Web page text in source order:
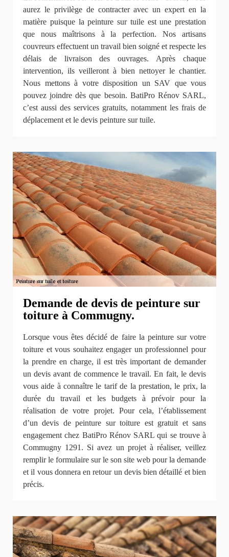
aurez le privilège de contracter avec un expert en la
matière puisque la peinture sur tuile est une prestation
que nous maîtrisons à la perfection. Nos artisans
couvreurs effectuent un travail bien soigné et respecte les
délais de livraison des ouvrages. Après chaque
intervention, ils veilleront à bien nettoyer le chantier.
Nous mettons à votre disposition un SAV que vous
pouvez joindre dès que besoin. BatiPro Rénov SARL,
c’est aussi des services gratuits, notamment les frais de
déplacement et le devis peinture sur tuile.
Demande de devis de peinture sur
toiture à Commugny.
Lorsque vous êtes décidé de faire la peinture sur votre
toiture et vous souhaitez engager un professionnel pour
la prendre en charge, il est très important de demander
un devis avant de commence le travail. En fait, le devis
vous aide à connaître le tarif de la prestation, le prix, la
durée du travail et les budgets à prévoir pour la
réalisation de votre projet. Pour cela, l’établissement
d’un devis de peinture sur toiture est gratuit et sans
engagement chez BatiPro Rénov SARL qui se trouve à
Commugny 1291. Si avez un projet à réaliser, veillez
remplir le formulaire sur le son site web pour la demande
et il vous donnera en retour un devis bien détaillé et bien
précis.